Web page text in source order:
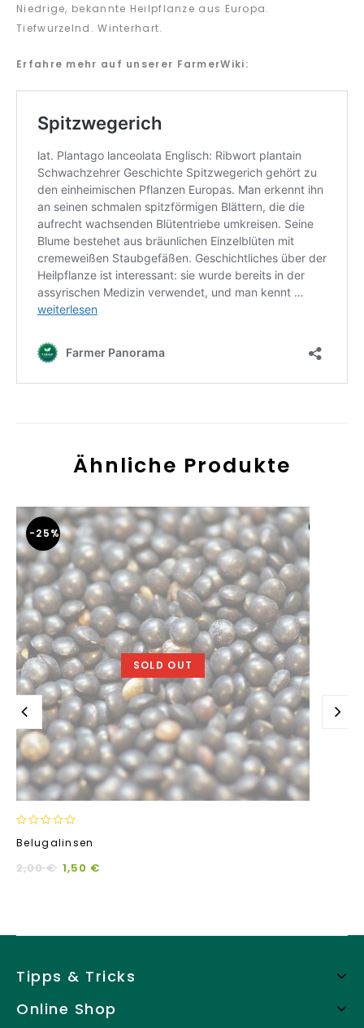
Niedrige, bekannte Heilpflanze aus Europa.
Tiefwurzelnd. Winterhart.
Erfahre mehr auf unserer FarmerWiki:
Ähnliche Produkte
SOLD OUT
-25%
out
of
Belugalinsen
2,00€ 1,50 €
Tipps & Tricks
Online Shop